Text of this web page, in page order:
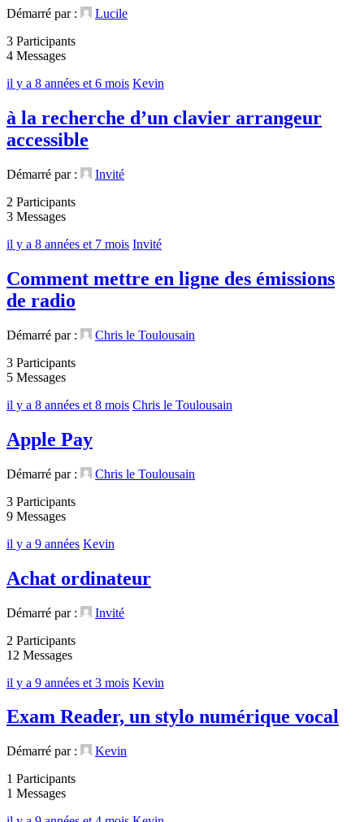
Démarré par :
Lucile
3 Participants
4 Messages
il y a 8 années et 6 mois Kevin
à la recherche d’un clavier arrangeur
accessible
Démarré par :
Invité
2 Participants
3 Messages
il y a 8 années et 7 mois Invité
Comment mettre en ligne des émissions
de radio
Démarré par :
Chris le Toulousain
3 Participants
5 Messages
il y a 8 années et 8 mois Chris le Toulousain
Apple Pay
Démarré par :
Chris le Toulousain
3 Participants
9 Messages
il y a 9 années Kevin
Achat ordinateur
Démarré par :
Invité
2 Participants
12 Messages
il y a 9 années et 3 mois Kevin
Exam Reader, un stylo numérique vocal
Démarré par :
Kevin
1 Participants
1 Messages